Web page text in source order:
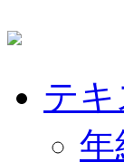
テキ
年